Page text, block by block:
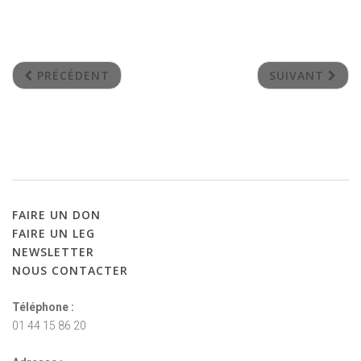
PRÉCÉDENT SUIVANT
FAIRE UN DON
FAIRE UN LEG
NEWSLETTER
NOUS CONTACTER
Téléphone :
01 44 15 86 20